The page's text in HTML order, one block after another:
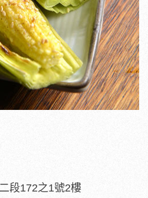
二段172之1號2樓